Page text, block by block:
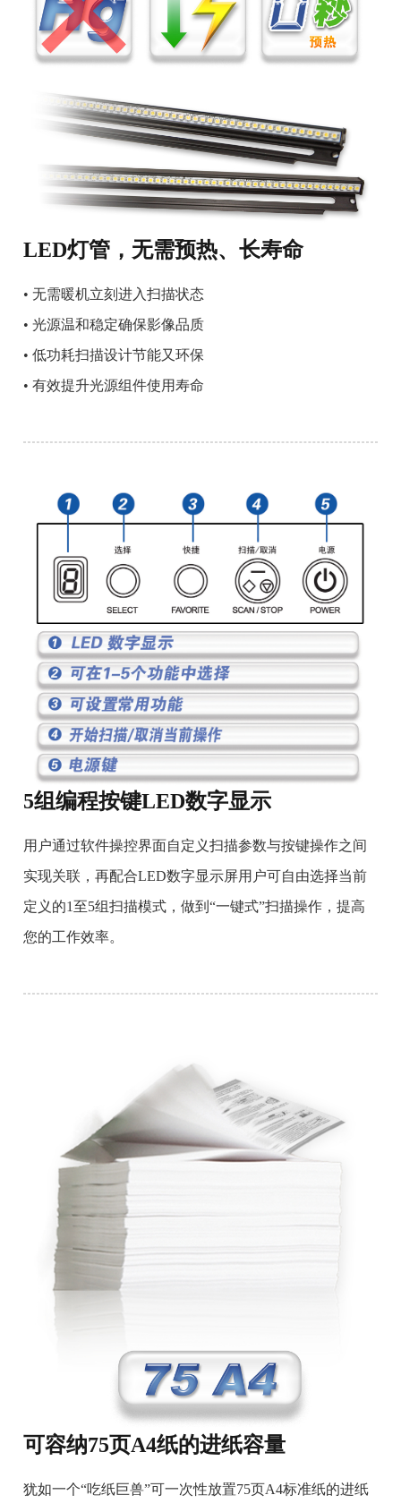
LED灯管，无需预热、长寿命
• 无需暖机立刻进入扫描状态
•光源温和稳定确保影像品质
•低功耗扫描设计节能又环保
•有效提升光源组件使用寿命
5组编程按键LED数字显示
用户通过软件操控界面自定义扫描参数与按键操作之间
实现关联，再配合LED数字显示屏用户可自由选择当前
定义的1至5组扫描模式，做到“一键式”扫描操作，提高
您的工作效率。
可容纳75页A4纸的进纸容量
犹如一个“吃纸巨兽”可一次性放置75页A4标准纸的进纸